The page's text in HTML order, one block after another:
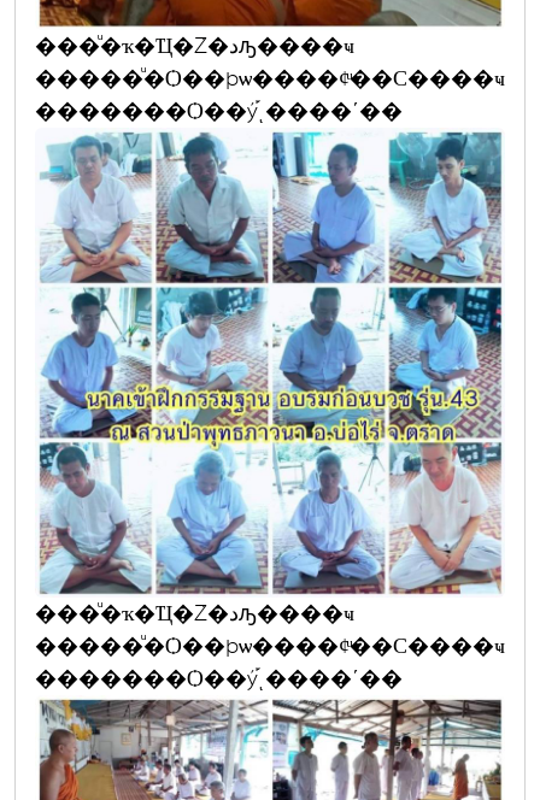
���ͧ�ҡ�Ҵ�Ź�دԡ����ҹ
�����ͧ�Ѻ��þѡ����¢ͧ��С����ҹ
�������Ѻ��ý֡ͺ����ʹ��
���ͧ�ҡ�Ҵ�Ź�دԡ����ҹ
�����ͧ�Ѻ��þѡ����¢ͧ��С����ҹ
�������Ѻ��ý֡ͺ����ʹ��